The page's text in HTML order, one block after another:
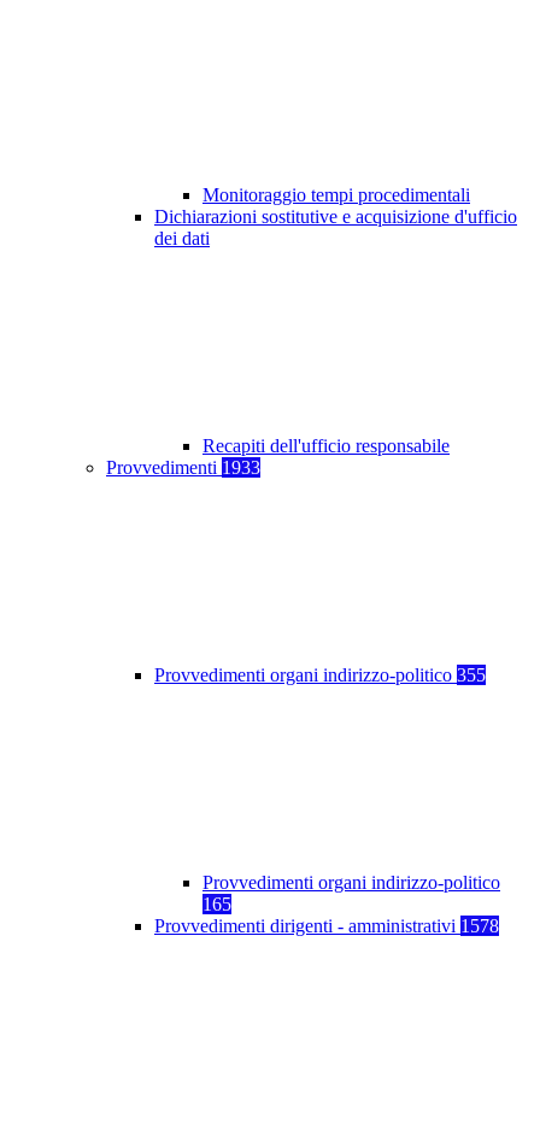
Monitoraggio tempi procedimentali
Dichiarazioni sostitutive e acquisizione d'ufficio
dei dati
Recapiti dell'ufficio responsabile
Provvedimenti 1933
Provvedimenti organi indirizzo-politico 355
Provvedimenti organi indirizzo-politico
165
Provvedimenti dirigenti - amministrativi 1578